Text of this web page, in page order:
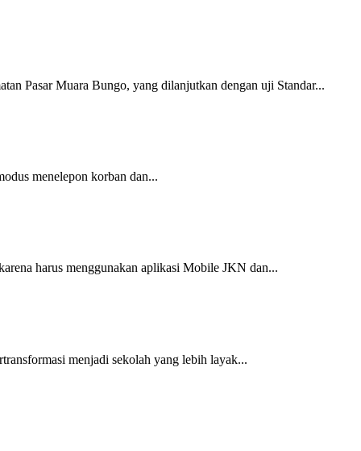
Pasar Muara Bungo, yang dilanjutkan dengan uji Standar...
menelepon korban dan...
harus menggunakan aplikasi Mobile JKN dan...
menjadi sekolah yang lebih layak...